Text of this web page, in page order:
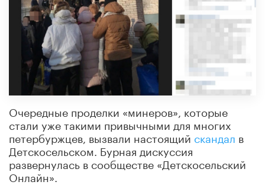
Очередные проделки «минеров», которые
стали уже такими привычными для многих
петербуржцев, вызвали настоящий скандал в
Детскосельском. Бурная дискуссия
развернулась в сообществе «Детскосельский
Онлайн».